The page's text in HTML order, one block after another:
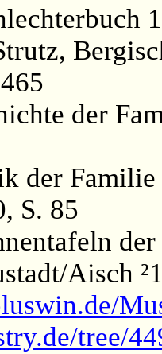
der
der
S. 85
Aisch
tree/